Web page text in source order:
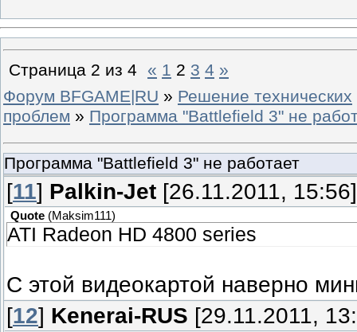
Страница 2 из 4 « 1 2 3 4 »
Форум BFGAME|RU » Решение технических
проблем » Программа "Battlefield 3" не
Программа "Battlefield 3" не работает
[11] Palkin-Jet [26.11.2011, 15:56]
Quote (Maksim111)
ATI Radeon HD 4800 series
С этой видеокартой наверно
[12] Kenerai-RUS [29.11.2011,